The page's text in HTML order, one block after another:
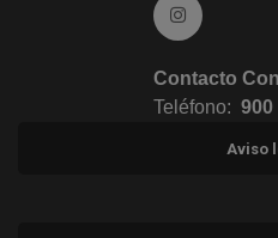
Ir a
Contacto
Teléfono: 900
Aviso